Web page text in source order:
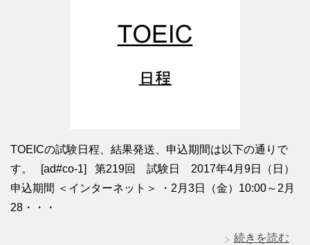
TOEICの試験日程、結果発送、申込期間は以下の通りで
す。 [ad#co-1] 第219回 試験日 2017年4月9日（日）
申込期間 ＜インターネット＞ ・2月3日（金）10:00～2月
28・・・
続きを読む